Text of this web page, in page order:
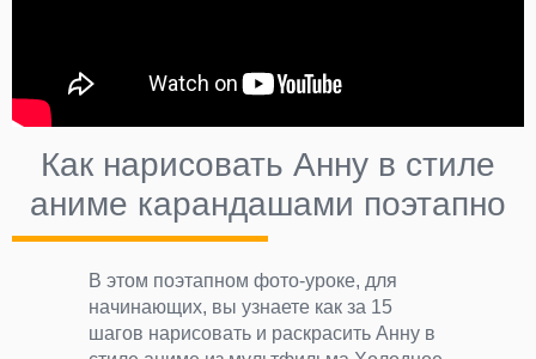
Как нарисовать Анну в стиле
аниме карандашами поэтапно
В этом поэтапном фото-уроке, для
начинающих, вы узнаете как за 15
шагов нарисовать и раскрасить Анну в